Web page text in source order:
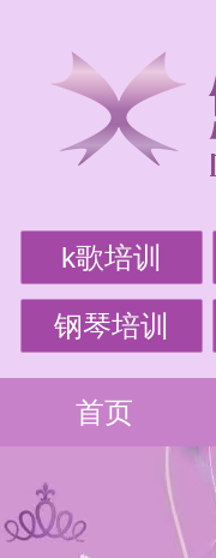
k歌培训
钢琴培训
首页